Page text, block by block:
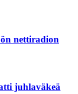
nettiradion
juhlaväkeä